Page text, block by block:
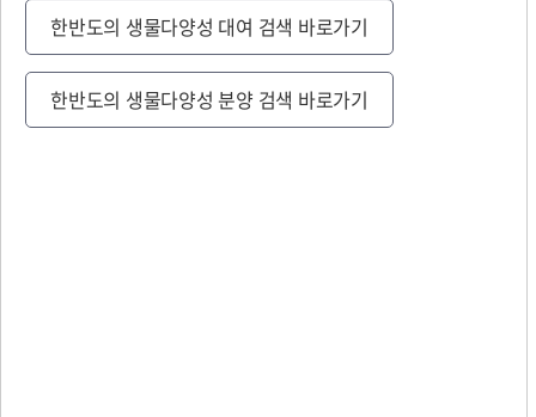
한반도의 생물다양성 대여 검색 바로가기
한반도의 생물다양성 분양 검색 바로가기